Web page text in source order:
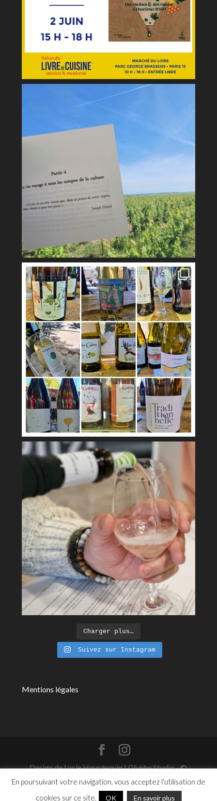
Charger plus…
Suivez sur Instagram
Mentions légales
Design de Lucie Hourdequin | Glyphe Studio - ©
2026
En poursuivant votre navigation, vous acceptez l’utilisation de
cookies sur ce site.
OK En savoir plus